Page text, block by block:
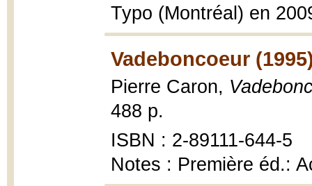
Typo (Montréal) en
Vadeboncoeur
Pierre Caron,
488 p.
ISBN : 2-89111-644-5
Notes : Première éd.: